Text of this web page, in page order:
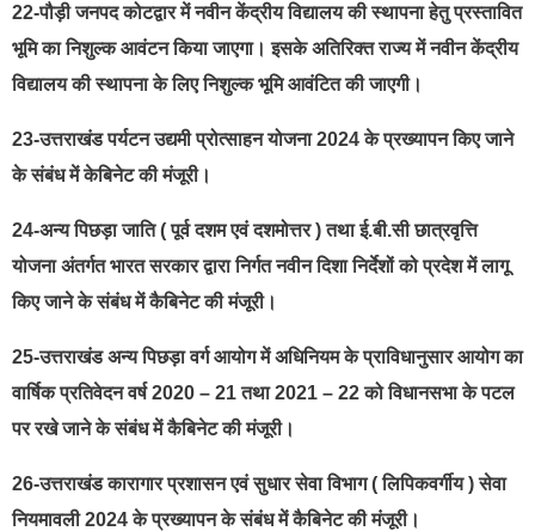
22-पौड़ी जनपद कोटद्वार में नवीन केंद्रीय विद्यालय की स्थापना हेतु प्रस्तावित
भूमि का निशुल्क आवंटन किया जाएगा। इसके अतिरिक्त राज्य में नवीन केंद्रीय
विद्यालय की स्थापना के लिए निशुल्क भूमि आवंटित की जाएगी।
23-उत्तराखंड पर्यटन उद्यमी प्रोत्साहन योजना 2024 के प्रख्यापन किए जाने
के संबंध में केबिनेट की मंजूरी।
24-अन्य पिछड़ा जाति ( पूर्व दशम एवं दशमोत्तर ) तथा ई.बी.सी छात्रवृत्ति
योजना अंतर्गत भारत सरकार द्वारा निर्गत नवीन दिशा निर्देशों को प्रदेश में लागू
किए जाने के संबंध में कैबिनेट की मंजूरी।
25-उत्तराखंड अन्य पिछड़ा वर्ग आयोग में अधिनियम के प्राविधानुसार आयोग का
वार्षिक प्रतिवेदन वर्ष 2020 – 21 तथा 2021 – 22 को विधानसभा के पटल
पर रखे जाने के संबंध में कैबिनेट की मंजूरी।
26-उत्तराखंड कारागार प्रशासन एवं सुधार सेवा विभाग ( लिपिकवर्गीय ) सेवा
नियमावली 2024 के प्रख्यापन के संबंध में कैबिनेट की मंजूरी।